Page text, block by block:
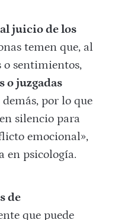
juicio de los
temen que, al
o sentimientos,
o juzgadas
por lo que
silencio para
emocional»,
en psicología.
de
que puede